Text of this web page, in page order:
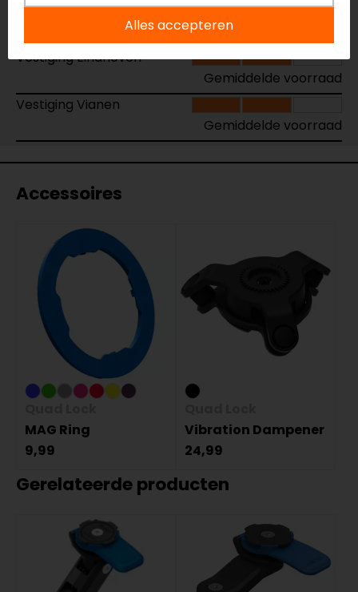
Vestiging Capelle a/d IJssel
Gemiddelde voorraad
Vestiging Eindhoven
Gemiddelde voorraad
Vestiging Vianen
Gemiddelde voorraad
Accessoires
MAG Ring
9,99
Vibration Dampener
24,99
Gerelateerde producten
Alles accepteren